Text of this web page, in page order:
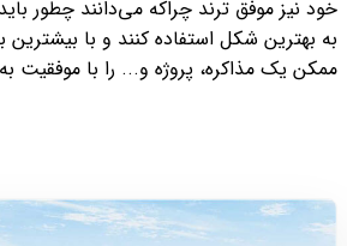
خود نیز موفق ترند چراکه می‌دانند چطور
به بهترین شکل استفاده کنند و با بیشترین
ممکن یک مذاکره، پروژه و... را با موفقیت به